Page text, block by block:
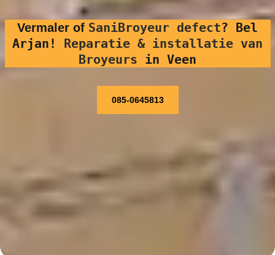
Vermaler of SaniBroyeur defect? Bel
Arjan! Reparatie & installatie van
Broyeurs in Veen
085-0645813